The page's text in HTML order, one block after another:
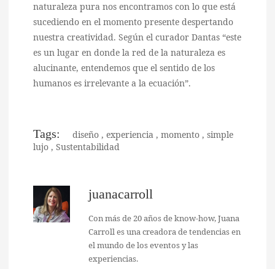
naturaleza pura nos encontramos con lo que está
sucediendo en el momento presente despertando
nuestra creatividad. Según el curador Dantas “este
es un lugar en donde la red de la naturaleza es
alucinante, entendemos que el sentido de los
humanos es irrelevante a la ecuación”.
Tags: diseño , experiencia , momento , simple
lujo , Sustentabilidad
juanacarroll
Con más de 20 años de know-how, Juana
Carroll es una creadora de tendencias en
el mundo de los eventos y las
experiencias.